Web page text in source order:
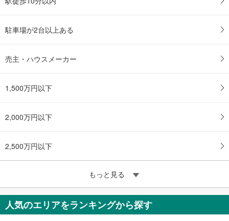
駐車場が2台以上ある
売主・ハウスメーカー
1,500万円以下
2,000万円以下
2,500万円以下
もっと見る
人気のエリアをランキングから探す